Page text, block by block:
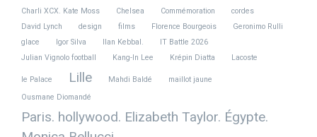
Charli XCX. Kate Moss Chelsea Commémoration
cordes
David Lynch
design films Florence Bourgeois
Geronimo Rulli
glace
Igor Silva Ilan Kebbal.
IT Battle 2026
Julian Vignolo football
Kang-In Lee Krépin Diatta Lacoste
le Palace Lille Mahdi Baldé
maillot jaune
Ousmane Diomandé
Paris. hollywood. Elizabeth Taylor. Égypte.